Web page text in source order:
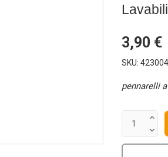
3,90 €
SKU: 423004
pennarelli